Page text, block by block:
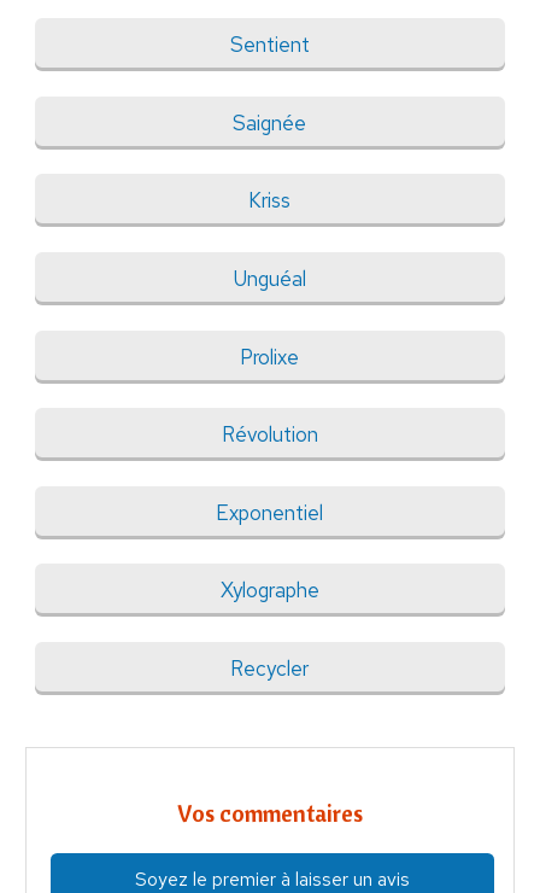
Sentient
Saignée
Kriss
Unguéal
Prolixe
Révolution
Exponentiel
Xylographe
Recycler
Vos commentaires
Soyez le premier à laisser un avis